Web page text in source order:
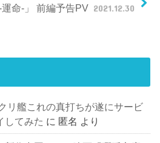
命-」 前編予告PV 2021.12.30
リ艦これの真打ちが遂にサービ
してみた に 匿名 より